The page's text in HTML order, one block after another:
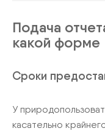
Подача
какой форме
Сроки
У
касательно